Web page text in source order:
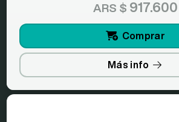
ARS $ 917.600
Comprar
Más info